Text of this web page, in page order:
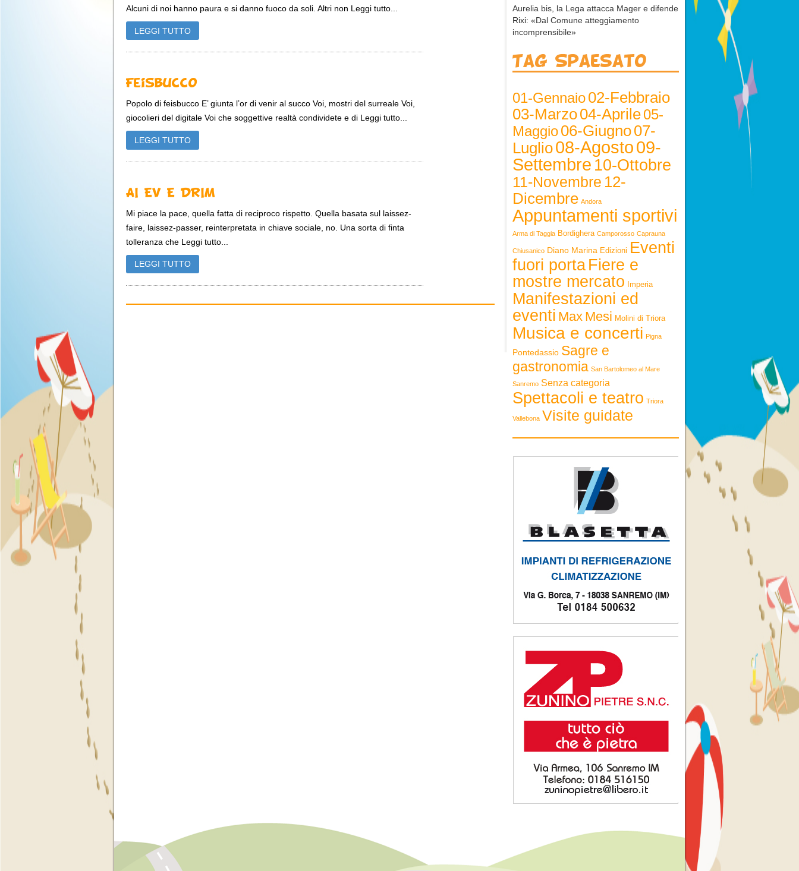
Alcuni di noi hanno paura e si danno fuoco da soli. Altri non Leggi tutto...
LEGGI TUTTO
Feisbucco
Popolo di feisbucco E’ giunta l’or di venir al succo Voi, mostri del surreale Voi,
giocolieri del digitale Voi che soggettive realtà condividete e di Leggi tutto...
LEGGI TUTTO
AI EV E DRIM
Mi piace la pace, quella fatta di reciproco rispetto. Quella basata sul laissez-
faire, laissez-passer, reinterpretata in chiave sociale, no. Una sorta di finta
tolleranza che Leggi tutto...
LEGGI TUTTO
Aurelia bis, la Lega attacca Mager e difende
Rixi: «Dal Comune atteggiamento
incomprensibile»
Tag Spaesato
01-Gennaio02-Febbraio
03-Marzo04-Aprile05-
Maggio06-Giugno07-
Luglio08-Agosto09-
Settembre 10-Ottobre
11-Novembre 12-
Dicembre Andora
Appuntamenti sportivi
Arma di Taggia Bordighera Camporosso Caprauna
Chiusanico Diano Marina Edizioni Eventi
fuori porta Fiere e
mostre mercato
Imperia
Manifestazioni ed
eventi Max Mesi Molini di Triora
Musica e concerti Pigna
Pontedassio Sagre e
gastronomia San Bartolomeo al Mare
Sanremo Senza categoria
Spettacoli e teatro Triora
Vallebona Visite guidate